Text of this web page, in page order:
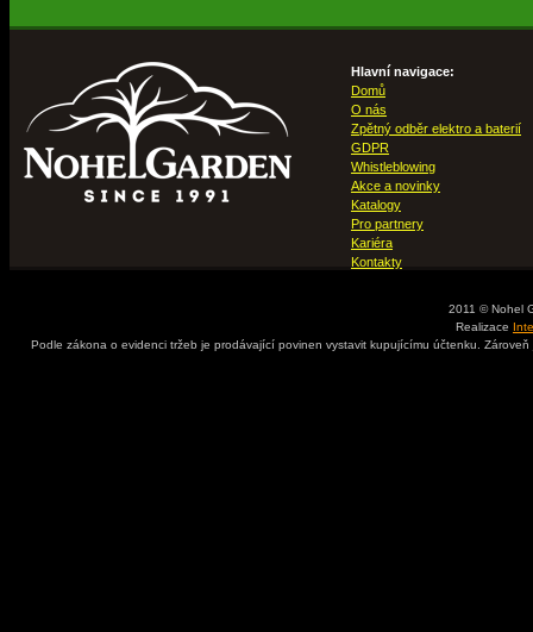
Hlavní navigace:
Domů
O nás
Zpětný odběr elektro a baterií
GDPR
Whistleblowing
Akce a novinky
Katalogy
Pro partnery
Kariéra
Kontakty
2011 © Nohel
Realizace
Podle zákona o evidenci tržeb je prodávající povinen vystavit kupujícímu účtenku.